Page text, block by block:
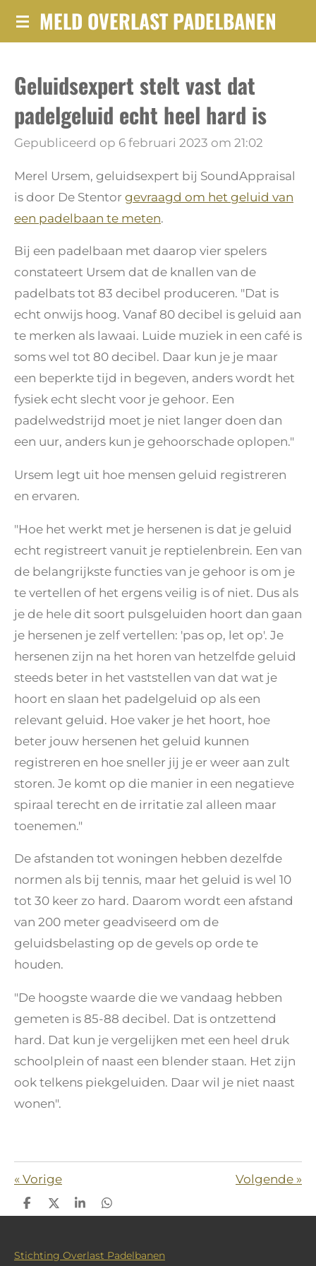
Ga
de
MELD OVERLAST PADELBANEN
Geluidsexpert stelt vast dat
padelgeluid echt heel hard is
Gepubliceerd op 6 februari 2023 om 21:02
Merel Ursem, geluidsexpert bij SoundAppraisal
is door De Stentor gevraagd om het geluid van
een padelbaan te meten.
Bij een padelbaan met daarop vier spelers
constateert Ursem dat de knallen van de
padelbats tot 83 decibel produceren. "Dat is
echt onwijs hoog. Vanaf 80 decibel is geluid aan
te merken als lawaai. Luide muziek in een café is
soms wel tot 80 decibel. Daar kun je je maar
een beperkte tijd in begeven, anders wordt het
fysiek echt slecht voor je gehoor. Een
padelwedstrijd moet je niet langer doen dan
een uur, anders kun je gehoorschade oplopen."
Ursem legt uit hoe mensen geluid registreren
en ervaren.
"Hoe het werkt met je hersenen is dat je geluid
echt registreert vanuit je reptielenbrein. Een van
de belangrijkste functies van je gehoor is om je
te vertellen of het ergens veilig is of niet. Dus als
je de hele dit soort pulsgeluiden hoort dan gaan
je hersenen je zelf vertellen: 'pas op, let op'. Je
hersenen zijn na het horen van hetzelfde geluid
steeds beter in het vaststellen van dat wat je
hoort en slaan het padelgeluid op als een
relevant geluid. Hoe vaker je het hoort, hoe
beter jouw hersenen het geluid kunnen
registreren en hoe sneller jij je er weer aan zult
storen. Je komt op die manier in een negatieve
spiraal terecht en de irritatie zal alleen maar
toenemen."
De afstanden tot woningen hebben dezelfde
normen als bij tennis, maar het geluid is wel 10
tot 30 keer zo hard. Daarom wordt een afstand
van 200 meter geadviseerd om de
geluidsbelasting op de gevels op orde te
houden.
"De hoogste waarde die we vandaag hebben
gemeten is 85-88 decibel. Dat is ontzettend
hard. Dat kun je vergelijken met een heel druk
schoolplein of naast een blender staan. Het zijn
ook telkens piekgeluiden. Daar wil je niet naast
wonen".
« Vorige Volgende »
D
e
n
D
e
S
h
e
D
e
n
Stichting Overlast Padelbanen